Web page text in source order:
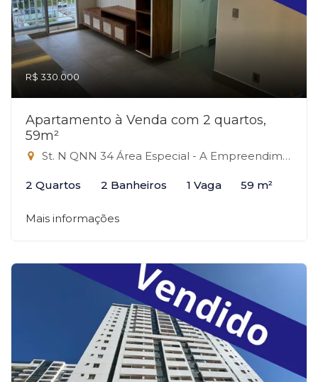
R$ 330.000
Apartamento à Venda com 2 quartos,
59m²
St. N QNN 34 Área Especial - A Empreendimento, 34 - QNN, Ceilândia-DF
2 Quartos 2 Banheiros 1 Vaga 59 m²
Mais informações